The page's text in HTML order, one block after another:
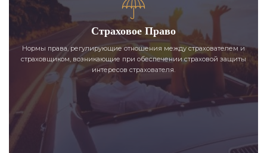
Страховое Право
Нормы права, регулирующие отношения между страхователем и
страховщиком, возникающие при обеспечении страховой защиты
интересов страхователя.